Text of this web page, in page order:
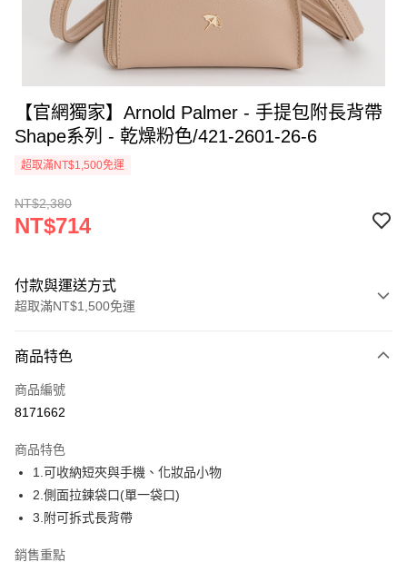
【官網獨家】Arnold Palmer - 手提包附長背帶
Shape系列 - 乾燥粉色/421-2601-26-6
超取滿NT$1,500免運
NT$2,380
NT$714
付款與運送方式
超取滿NT$1,500免運
信用卡一次付款
超商取貨付款
Apple Pay
街口支付
商品特色
商品編號
8171662
商品特色
1.可收納短夾與手機、化妝品小物
2.側面拉鍊袋口(單一袋口)
3.附可拆式長背帶
銷售重點